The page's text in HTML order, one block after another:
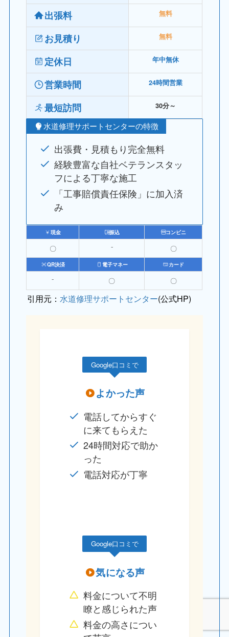
出張料 無料
お見積り 無料
定休日 年中無休
営業時間 24時間営業
最短訪問 30分～
水道修理サポートセンターの特徴
出張費・見積もり完全無料
経験豊富な自社ベテランスタッ
フによる丁寧な施工
「工事賠償責任保険」に加入済
み
現金 振込 コンビニ
〇 ⁻ 〇
QR決済 電子マネー カード
⁻ 〇 〇
引用元：水道修理サポートセンター(公式HP)
Google口コミで
よかった声
電話してからすぐ
に来てもらえた
24時間対応で助か
った
電話対応が丁寧
Google口コミで
気になる声
料金について不明
瞭と感じられた声
料金の高さについ